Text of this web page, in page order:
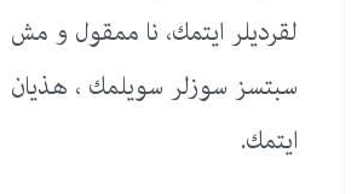
لقردیلر ایتمك، نا ممقول و مش
سبتسز سوزلر سویلمك ، هذیان
ایتمك.